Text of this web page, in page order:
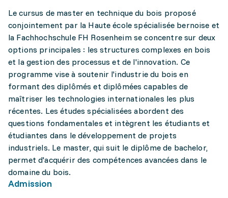
Le cursus de master en technique du bois proposé
conjointement par la Haute école spécialisée bernoise et
la Fachhochschule FH Rosenheim se concentre sur deux
options principales : les structures complexes en bois
et la gestion des processus et de l'innovation. Ce
programme vise à soutenir l'industrie du bois en
formant des diplômés et diplômées capables de
maîtriser les technologies internationales les plus
récentes. Les études spécialisées abordent des
questions fondamentales et intègrent les étudiants et
étudiantes dans le développement de projets
industriels. Le master, qui suit le diplôme de bachelor,
permet d'acquérir des compétences avancées dans le
domaine du bois.
Admission